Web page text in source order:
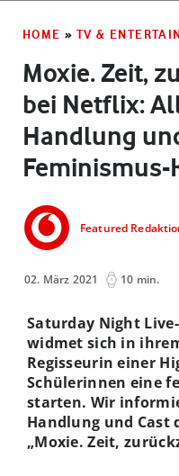
HOME » TV &
Moxie. Zeit,
bei Netflix:
Handlung
Feminismus-
Featured
02. März 2021 10 min.
Saturday Night
widmet sich in
Regisseurin einer
Schülerinnen eine
starten. Wir
Handlung und Cast
„Moxie. Zeit,